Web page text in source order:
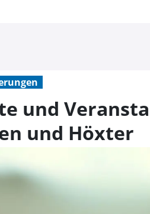
und
und Höxter